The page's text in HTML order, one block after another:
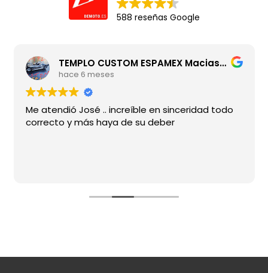
588 reseñas Google
TEMPLO CUSTOM ESPAMEX Macias Taboada
hace 6 meses
Me atendió José .. increíble en sinceridad todo
correcto y más haya de su deber